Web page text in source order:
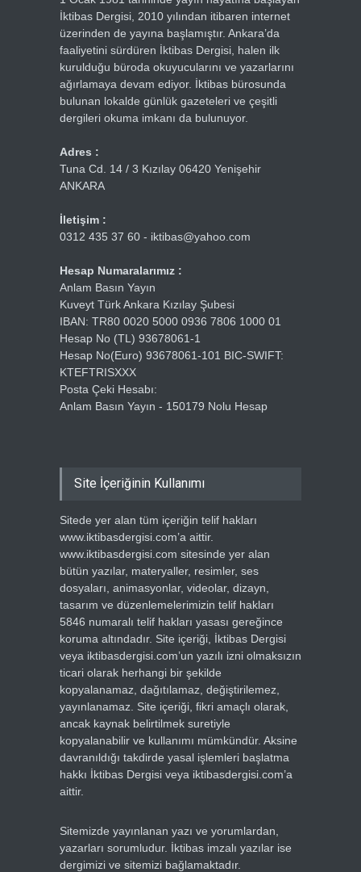
İktibas Dergisi, 2010 yılından itibaren internet
üzerinden de yayına başlamıştır. Ankara’da
faaliyetini sürdüren İktibas Dergisi, halen ilk
kurulduğu büroda okuyucularını ve yazarlarını
ağırlamaya devam ediyor. İktibas bürosunda
bulunan lokalde günlük gazeteleri ve çeşitli
dergileri okuma imkanı da bulunuyor.
Adres :
Tuna Cd. 14 / 3 Kızılay 06420 Yenişehir
ANKARA
İletişim :
0312 435 37 60 - iktibas@yahoo.com
Hesap Numaralarımız :
Anlam Basın Yayın
Kuveyt Türk Ankara Kızılay Şubesi
IBAN: TR80 0020 5000 0936 7806 1000 01
Hesap No (TL) 93678061-1
Hesap No(Euro) 93678061-101 BIC-SWIFT:
KTEFTRISXXX
Posta Çeki Hesabı:
Anlam Basın Yayın - 150179 Nolu Hesap
Site İçeriğinin Kullanımı
Sitede yer alan tüm içeriğin telif hakları
www.iktibasdergisi.com’a aittir.
www.iktibasdergisi.com sitesinde yer alan
bütün yazılar, materyaller, resimler, ses
dosyaları, animasyonlar, videolar, dizayn,
tasarım ve düzenlemelerimizin telif hakları
5846 numaralı telif hakları yasası gereğince
koruma altındadır. Site içeriği, İktibas Dergisi
veya iktibasdergisi.com’un yazılı izni olmaksızın
ticari olarak herhangi bir şekilde
kopyalanamaz, dağıtılamaz, değiştirilemez,
yayınlanamaz. Site içeriği, fikri amaçlı olarak,
ancak kaynak belirtilmek suretiyle
kopyalanabilir ve kullanımı mümkündür. Aksine
davranıldığı takdirde yasal işlemleri başlatma
hakkı İktibas Dergisi veya iktibasdergisi.com’a
aittir.
Sitemizde yayınlanan yazı ve yorumlardan,
yazarları sorumludur. İktibas imzalı yazılar ise
dergimizi ve sitemizi bağlamaktadır.